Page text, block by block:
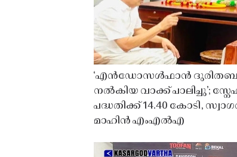
‘എൻഡോസൾഫാൻ
നൽകിയ വാക്ക് പാലിച്ചു’;
പദ്ധതിക്ക് 14.40 കോടി,
മാഹിൻ എംഎൽഎ